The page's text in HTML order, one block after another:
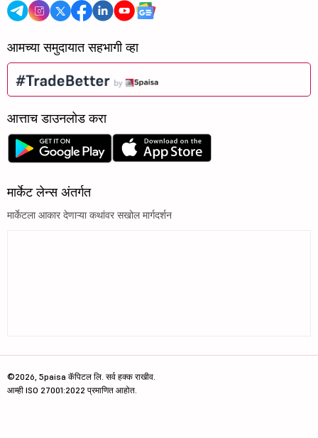
आमच्या समुदायात सहभागी व्हा
आत्ताच डाउनलोड करा
मार्केट लेन्स अंतर्गत
मार्केटला आकार देणाऱ्या कथांवर सखोल मार्गदर्शन
©2026, 5paisa कॅपिटल लि. सर्व हक्क राखीव.
आम्ही ISO 27001:2022 प्रमाणित आहोत.